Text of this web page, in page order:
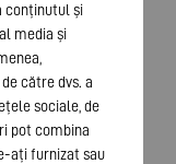
conținutul și
media și
către dvs. a
sociale, de
pot combina
ați furnizat sau